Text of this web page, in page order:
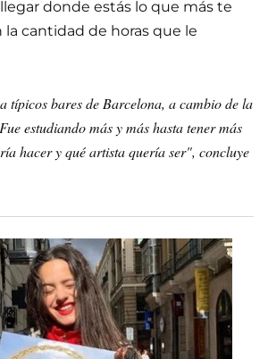
donde estás lo que más te
la cantidad de horas que le
típicos bares de Barcelona, a cambio de la
estudiando más y más hasta tener más
hacer y qué artista quería ser", concluye